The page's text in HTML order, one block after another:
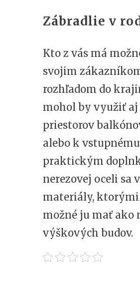
Zábradlie v
Kto z vás má
svojim
rozhľadom do
mohol by využiť aj
priestorov
alebo k
praktickým
nerezovej oceli sa
materiály, ktorými
možné ju mať ako
výškových budov.